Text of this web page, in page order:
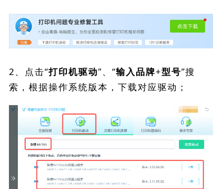
2、点击“打印机驱动”、“输入品牌+型号”搜
索，根据操作系统版本，下载对应驱动；